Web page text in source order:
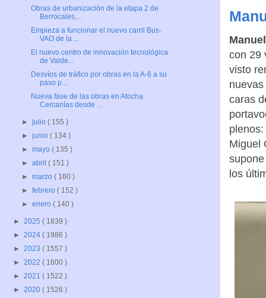
con 29
visto
caras
Miguel
los
Obras de urbanización de la etapa 2 de
Berrocales,...
Empieza a funcionar el nuevo carril Bus-
VAO de la ...
El nuevo centro de innovación tecnológica
de Valde...
Desvíos de tráfico por obras en la A-6 a su
paso p...
Nueva fase de las obras en Atocha
Cercanías desde ...
►julio( 155 )
►junio( 134 )
►mayo( 135 )
►abril( 151 )
►marzo( 160 )
►febrero( 152 )
►enero( 140 )
► 2025 ( 1839 )
► 2024 ( 1986 )
► 2023 ( 1557 )
► 2022 ( 1600 )
► 2021 ( 1522 )
► 2020 ( 1526 )